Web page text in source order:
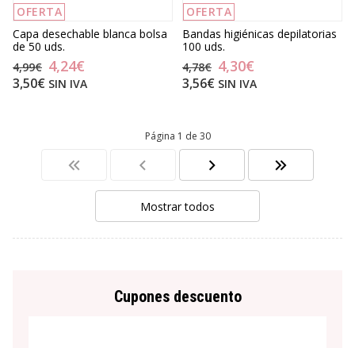
OFERTA
Capa desechable blanca bolsa
de 50 uds.
4,99€ 4,24€
3,50€ SIN IVA
OFERTA
Bandas higiénicas depilatorias
100 uds.
4,78€ 4,30€
3,56€ SIN IVA
Página 1 de 30
Mostrar todos
Cupones descuento